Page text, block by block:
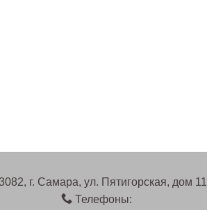
г. Самара, ул. Пятигорская, дом 11
Телефоны: